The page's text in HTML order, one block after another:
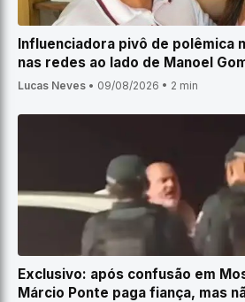
Influenciadora pivô de polêmica
nas redes ao lado de Manoel
Lucas Neves • 09/08/2026 • 2 min
Exclusivo: após confusão em
Márcio Ponte paga fiança, mas